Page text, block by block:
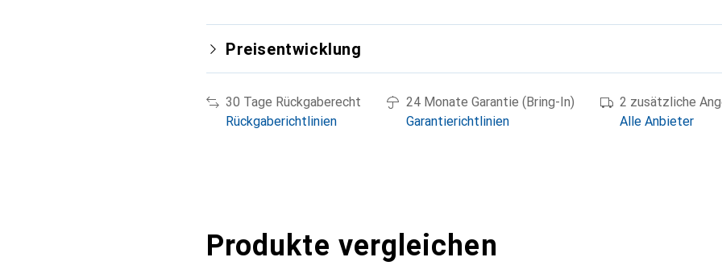
Preisentwicklung
30 Tage Rückgaberecht
Rückgaberichtlinien
24 Monate Garantie (Bring-In)
Garantierichtlinien
2 zusätzliche
Alle Anbieter
Produkte vergleichen